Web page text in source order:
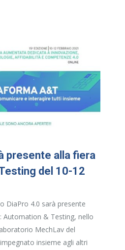
presente alla fiera
del 10-12
DiaPro 4.0 sarà presente
Automation & Testing, nello
MechLav del
insieme agli altri